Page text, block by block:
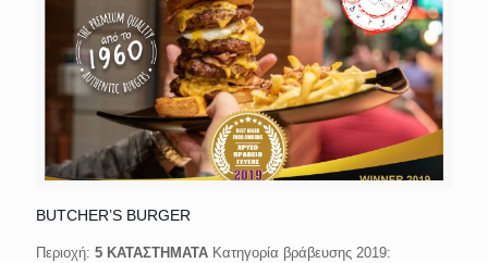
BUTCHER’S BURGER
Περιοχή: 5 ΚΑΤΑΣΤΗΜΑΤΑ Κατηγορία βράβευσης 2019: